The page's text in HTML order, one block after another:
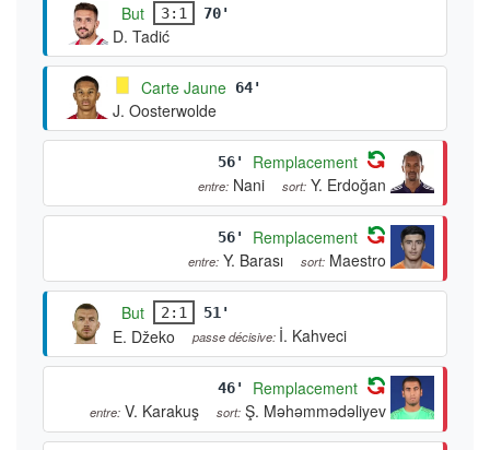
But 3:1 70'
D. Tadić
Carte Jaune 64'
J. Oosterwolde
56' Remplacement
entre: Nani sort: Y. Erdoğan
56' Remplacement
entre: Y. Barası sort: Maestro
But 2:1 51'
E. Džeko passe décisive: İ. Kahveci
46' Remplacement
entre: V. Karakuş sort: Ş. Məhəmmədəliyev